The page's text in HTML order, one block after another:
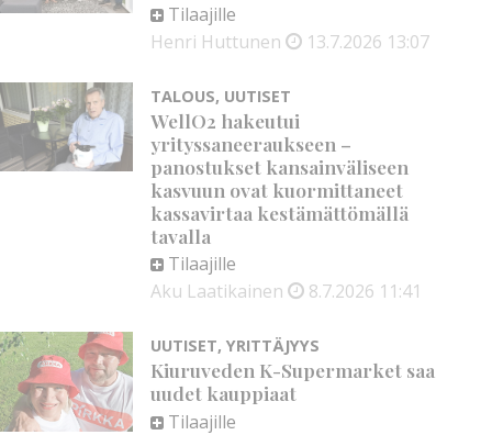
Tilaajille
Henri Huttunen
13.7.2026 13:07
TALOUS, UUTISET
WellO2 hakeutui
yrityssaneeraukseen –
panostukset kansainväliseen
kasvuun ovat kuormittaneet
kassavirtaa kestämättömällä
tavalla
Tilaajille
Aku Laatikainen
8.7.2026 11:41
UUTISET,YRITTÄJYYS
Kiuruveden K-Supermarket saa
uudet kauppiaat
Tilaajille